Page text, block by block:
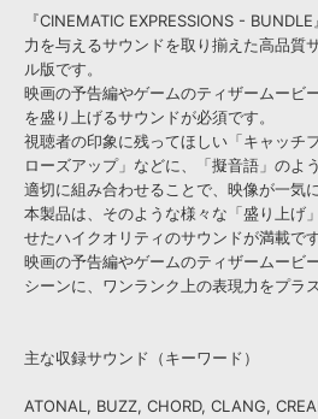
『CINEMATIC EXPRESSIONS -
力を与えるサウンドを取り揃えた高品質
ル版です。
映画の予告編やゲームのティザームービ
を盛り上げるサウンドが必須です。
視聴者の印象に残ってほしい「キャッチ
ローズアップ」などに、「擬音語」のよ
適切に組み合わせることで、映像が一気
本製品は、そのような様々な「盛り上げ
せたハイクオリティのサウンドが満載です
映画の予告編やゲームのティザームービ
シーンに、ワンランク上の表現力をプラ
主な収録サウンド（キーワード）
ATONAL, BUZZ, CHORD, CLANG,